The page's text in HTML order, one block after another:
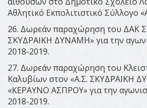
Αθλητικό Εκπολιτιστικό Σύλλογο
26. Δωρεάν παραχώρηση του ΔΑΚ
ΣΚΥΔΡΑΙΚΗ ΔΥΝΑΜΗ» για την
2018-2019.
27. Δωρεάν παραχώρηση του
Καλυβίων στον «Α.Σ. ΣΚΥΔΡΑΙΚΗ
«ΚΕΡΑΥΝΟ ΑΣΠΡΟΥ» για την
2018-2019.